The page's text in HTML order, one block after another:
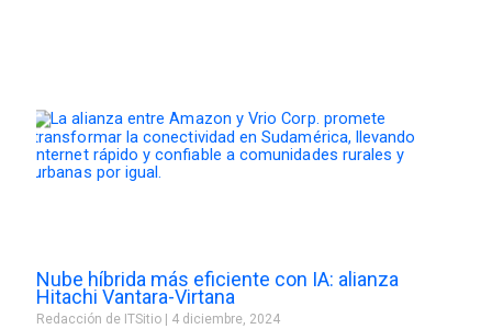
Nube híbrida más eficiente con IA: alianza
Hitachi Vantara-Virtana
Redacción de ITSitio 4 diciembre, 2024